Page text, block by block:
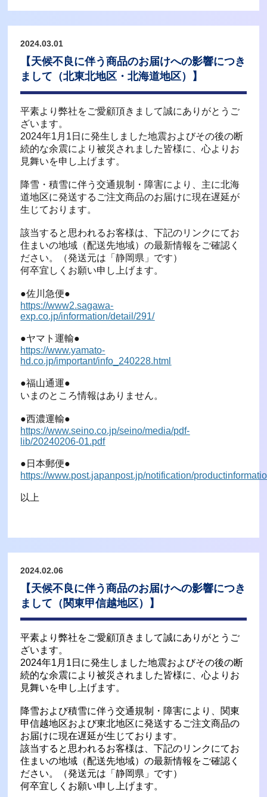
2024.03.01
【天候不良に伴う商品のお届けへの影響につき
まして（北東北地区・北海道地区）】
平素より弊社をご愛顧頂きまして誠にありがとうご
ざいます。
2024年1月1日に発生しました地震およびその後の断
続的な余震により被災されました皆様に、心よりお
見舞いを申し上げます。
降雪・積雪に伴う交通規制・障害により、主に北海
道地区に発送するご注文商品のお届けに現在遅延が
生じております。
該当すると思われるお客様は、下記のリンクにてお
住まいの地域（配送先地域）の最新情報をご確認く
ださい。（発送元は「静岡県」です）
何卒宜しくお願い申し上げます。
●佐川急便●
https://www2.sagawa-
exp.co.jp/information/detail/291/
●ヤマト運輸●
https://www.yamato-
hd.co.jp/important/info_240228.html
●福山通運●
いまのところ情報はありません。
●西濃運輸●
https://www.seino.co.jp/seino/media/pdf-
lib/20240206-01.pdf
●日本郵便●
https://www.post.japanpost.jp/notification/
以上
2024.02.06
【天候不良に伴う商品のお届けへの影響につき
まして（関東甲信越地区）】
平素より弊社をご愛顧頂きまして誠にありがとうご
ざいます。
2024年1月1日に発生しました地震およびその後の断
続的な余震により被災されました皆様に、心よりお
見舞いを申し上げます。
降雪および積雪に伴う交通規制・障害により、関東
甲信越地区および東北地区に発送するご注文商品の
お届けに現在遅延が生じております。
該当すると思われるお客様は、下記のリンクにてお
住まいの地域（配送先地域）の最新情報をご確認く
ださい。（発送元は「静岡県」です）
何卒宜しくお願い申し上げます。